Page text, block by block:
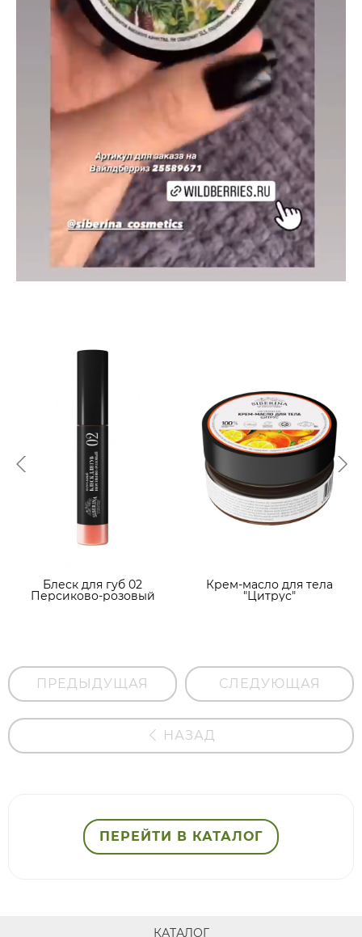
Блеск для губ 02
Персиково-розовый
Крем-масло для тела
"Цитрус"
ПРЕДЫДУЩАЯ СЛЕДУЮЩАЯ
НАЗАД
ПЕРЕЙТИ В КАТАЛОГ
КАТАЛОГ